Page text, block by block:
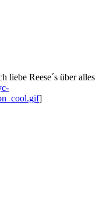
liebe Reese´s über alles
]